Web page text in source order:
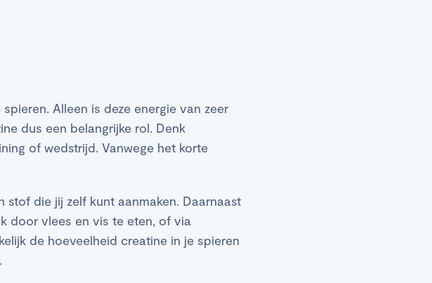
Alleen is deze energie van zeer
dus een belangrijke rol. Denk
of wedstrijd. Vanwege het korte
stof die jij zelf kunt aanmaken. Daarnaast
door vlees en vis te eten, of via
de hoeveelheid creatine in je spieren